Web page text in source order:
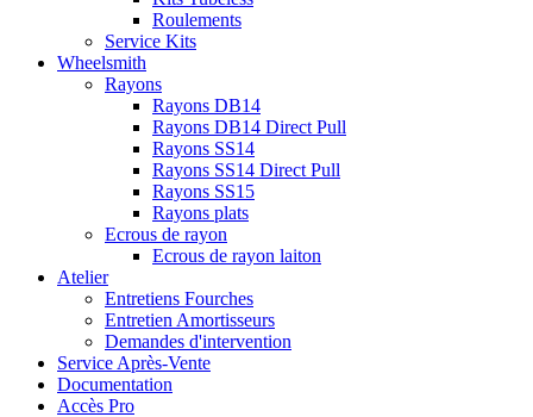
Roulements
Service Kits
Wheelsmith
Rayons
Rayons DB14
Rayons DB14 Direct Pull
Rayons SS14
Rayons SS14 Direct Pull
Rayons SS15
Rayons plats
Ecrous de rayon
Ecrous de rayon laiton
Atelier
Entretiens Fourches
Entretien Amortisseurs
Demandes d'intervention
Service Après-Vente
Documentation
Accès Pro